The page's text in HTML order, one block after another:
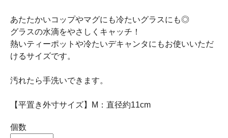
あたたかいコップやマグにも冷たいグラスにも◎
グラスの水滴をやさしくキャッチ！
熱いティーポットや冷たいデキャンタにもお使いいただ
けるサイズです。
汚れたら手洗いできます。
【平置き外寸サイズ】M：直径約11cm
個数